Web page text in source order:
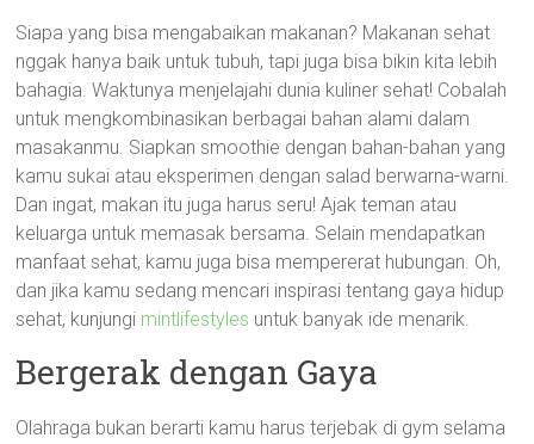
Siapa yang bisa mengabaikan makanan? Makanan sehat
nggak hanya baik untuk tubuh, tapi juga bisa bikin kita lebih
bahagia. Waktunya menjelajahi dunia kuliner sehat! Cobalah
untuk mengkombinasikan berbagai bahan alami dalam
masakanmu. Siapkan smoothie dengan bahan-bahan yang
kamu sukai atau eksperimen dengan salad berwarna-warni.
Dan ingat, makan itu juga harus seru! Ajak teman atau
keluarga untuk memasak bersama. Selain mendapatkan
manfaat sehat, kamu juga bisa mempererat hubungan. Oh,
dan jika kamu sedang mencari inspirasi tentang gaya hidup
sehat, kunjungi mintlifestyles untuk banyak ide menarik.
Bergerak dengan Gaya
Olahraga bukan berarti kamu harus terjebak di gym selama